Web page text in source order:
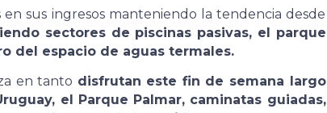
sus ingresos manteniendo la tendencia desde
sectores de piscinas pasivas, el parque
del espacio de aguas termales.
en tanto disfrutan este fin de semana largo
el Parque Palmar, caminatas guiadas,